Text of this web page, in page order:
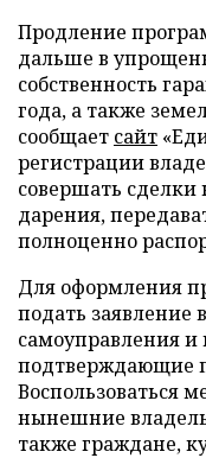
Продление
дальше в
собственность
года, а также
сообщает сайт
регистрации
совершать
дарения,
полноценно
Для оформления
подать заявление
самоуправления
подтверждающие
Воспользоваться
нынешние
также граждане,